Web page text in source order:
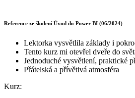
Reference ze školení Úvod do Power BI (06/2024)
Lektorka vysvětlila základy i
Tento kurz mi otevřel dveře do
Jednoduché vysvětlení, praktické
Přátelská a přívětivá atmosféra
Kurz: